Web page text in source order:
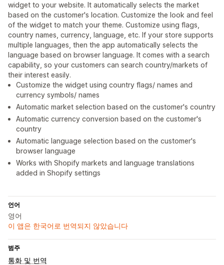
widget to your website. It automatically selects the market
based on the customer's location. Customize the look and feel
of the widget to match your theme. Customize using flags,
country names, currency, language, etc. If your store supports
multiple languages, then the app automatically selects the
language based on browser language. It comes with a search
capability, so your customers can search country/markets of
their interest easily.
Customize the widget using country flags/ names and
currency symbols/ names
Automatic market selection based on the customer's country
Automatic currency conversion based on the customer's
country
Automatic language selection based on the customer's
browser language
Works with Shopify markets and language translations
added in Shopify settings
언어
영어
이 앱은 한국어로 번역되지 않았습니다
범주
통화 및 번역